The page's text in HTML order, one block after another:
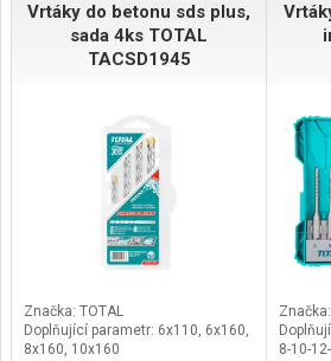
Vrtáky do betonu sds plus,
sada 4ks TOTAL
TACSD1945
Značka: TOTAL
Doplňující parametr: 6x110, 6x160,
8x160, 10x160
8-10-